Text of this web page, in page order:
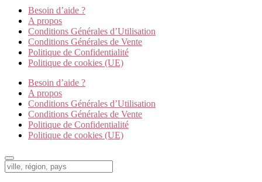
Besoin d’aide ?
A propos
Conditions Générales d’Utilisation
Conditions Générales de Vente
Politique de Confidentialité
Politique de cookies (UE)
Besoin d’aide ?
A propos
Conditions Générales d’Utilisation
Conditions Générales de Vente
Politique de Confidentialité
Politique de cookies (UE)